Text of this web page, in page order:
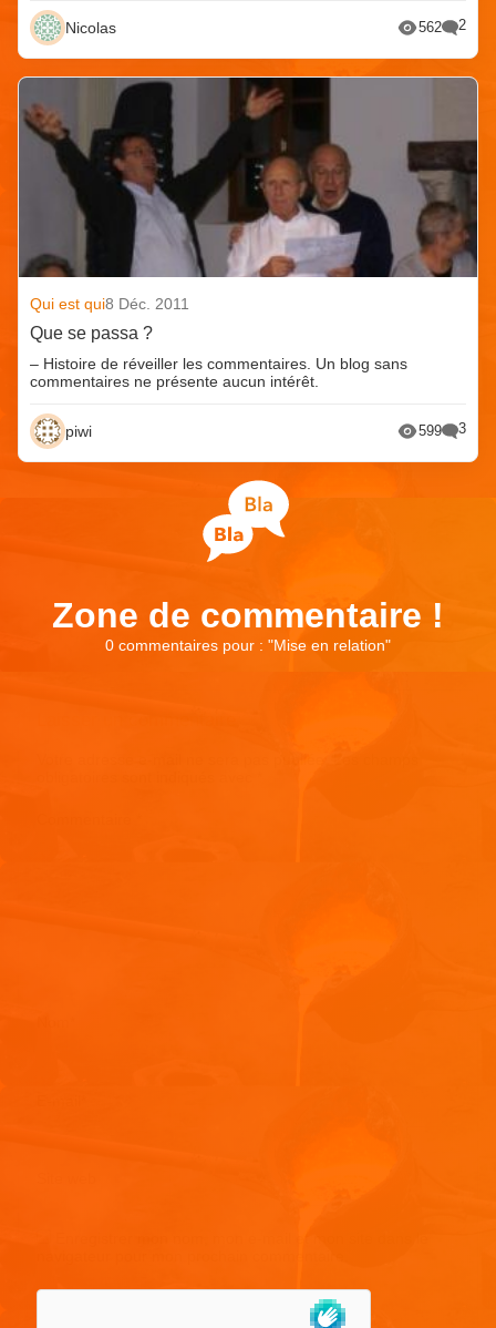
Nicolas 562 2
Qui est qui8 Déc. 2011
Que se passa ?
– Histoire de réveiller les commentaires. Un blog sans
commentaires ne présente aucun intérêt.
piwi 599 3
Zone de commentaire !
0 commentaires pour : "Mise en relation"